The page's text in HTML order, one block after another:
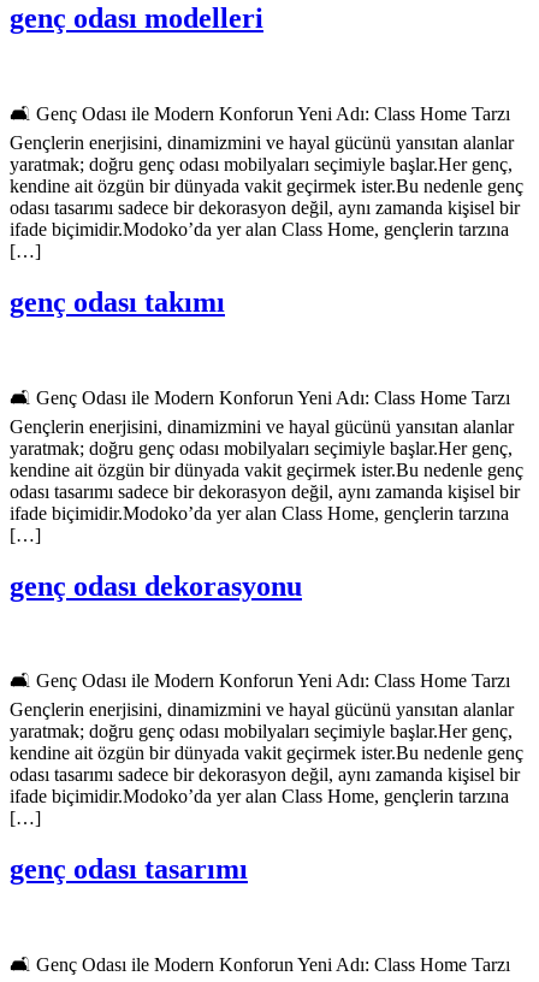
genç odası modelleri
🛋️ Genç Odası ile Modern Konforun Yeni Adı: Class Home Tarzı
Gençlerin enerjisini, dinamizmini ve hayal gücünü yansıtan alanlar
yaratmak; doğru genç odası mobilyaları seçimiyle başlar.Her genç,
kendine ait özgün bir dünyada vakit geçirmek ister.Bu nedenle genç
odası tasarımı sadece bir dekorasyon değil, aynı zamanda kişisel bir
ifade biçimidir.Modoko’da yer alan Class Home, gençlerin tarzına
[…]
genç odası takımı
🛋️ Genç Odası ile Modern Konforun Yeni Adı: Class Home Tarzı
Gençlerin enerjisini, dinamizmini ve hayal gücünü yansıtan alanlar
yaratmak; doğru genç odası mobilyaları seçimiyle başlar.Her genç,
kendine ait özgün bir dünyada vakit geçirmek ister.Bu nedenle genç
odası tasarımı sadece bir dekorasyon değil, aynı zamanda kişisel bir
ifade biçimidir.Modoko’da yer alan Class Home, gençlerin tarzına
[…]
genç odası dekorasyonu
🛋️ Genç Odası ile Modern Konforun Yeni Adı: Class Home Tarzı
Gençlerin enerjisini, dinamizmini ve hayal gücünü yansıtan alanlar
yaratmak; doğru genç odası mobilyaları seçimiyle başlar.Her genç,
kendine ait özgün bir dünyada vakit geçirmek ister.Bu nedenle genç
odası tasarımı sadece bir dekorasyon değil, aynı zamanda kişisel bir
ifade biçimidir.Modoko’da yer alan Class Home, gençlerin tarzına
[…]
genç odası tasarımı
🛋️ Genç Odası ile Modern Konforun Yeni Adı: Class Home Tarzı